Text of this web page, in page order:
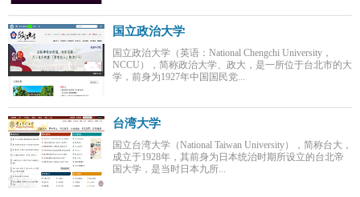
国立政治大学
国立政治大学（英语：National Chengchi University，
NCCU），简称政治大学、政大，是一所位于台北市的大
学，前身为1927年中国国民党...
台湾大学
国立台湾大学（National Taiwan University），简称台大，
成立于1928年，其前身为日本统治时期所设立的台北帝
国大学，是当时日本九所...